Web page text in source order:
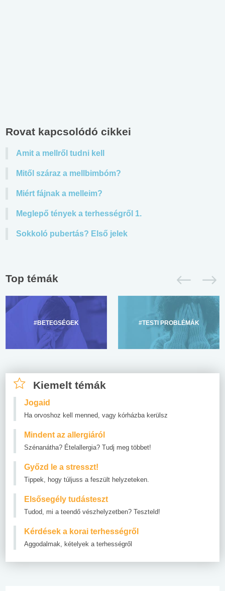
Rovat kapcsolódó cikkei
Amit a mellről tudni kell
Mitől száraz a mellbimbóm?
Miért fájnak a melleim?
Meglepő tények a terhességről 1.
Sokkoló pubertás? Első jelek
Top témák
#BETEGSÉGEK #TESTI PROBLÉMÁK
Kiemelt témák
Jogaid
Ha orvoshoz kell menned, vagy kórházba kerülsz
Mindent az allergiáról
Szénanátha? Ételallergia? Tudj meg többet!
Győzd le a stresszt!
Tippek, hogy túljuss a feszült helyzeteken.
Elsősegély tudásteszt
Tudod, mi a teendő vészhelyzetben? Teszteld!
Kérdések a korai terhességről
Aggodalmak, kételyek a terhességről